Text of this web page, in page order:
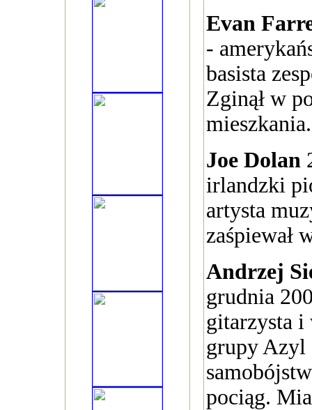
Evan
-
basista
Zginął w
Joe Dolan
irlandzki
artysta
zaśpiewał
Andrzej
grudnia
gitarzysta i
grupy Azyl
pociąg.